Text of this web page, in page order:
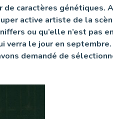
caractères génétiques.
active artiste de la
ou qu’elle n’est pas
verra le jour en septembre.
demandé de